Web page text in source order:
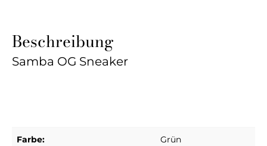
Beschreibung
Samba OG Sneaker
Farbe: Grün